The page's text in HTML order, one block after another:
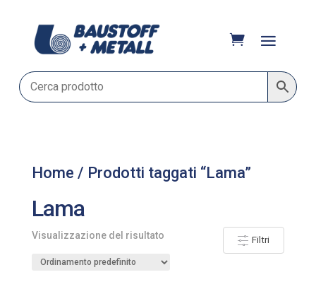
Home / Prodotti taggati “Lama”
Lama
Filtri
Visualizzazione del risultato